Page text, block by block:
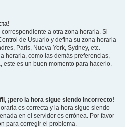
a otra zona horaria. Si
de Usuario y defina su zona horaria
París, Nueva York, Sydney, etc.
horaria, como las demás preferencias,
este es un buen momento para hacerlo.
¡pero la hora sigue siendo incorrecto!
es correcta y la hora sigue siendo
en el servidor es errónea. Por favor
para corregir el problema.